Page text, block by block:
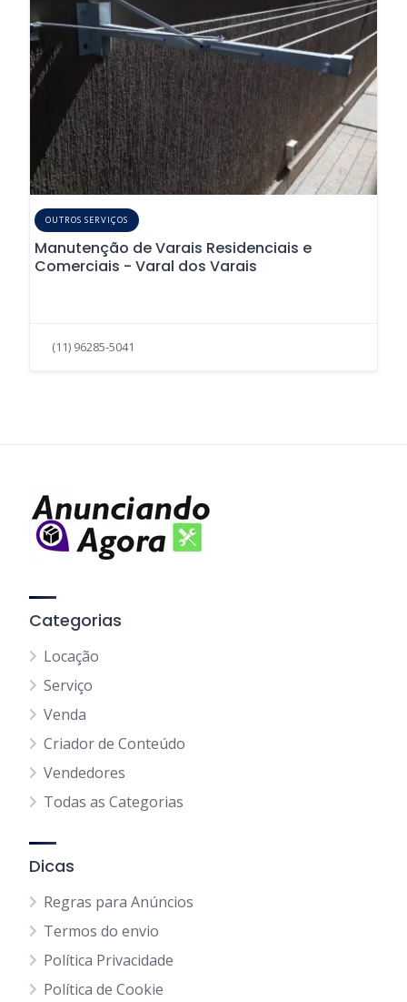
OUTROS SERVIÇOS
Manutenção de Varais Residenciais e
Comerciais - Varal dos Varais
(11) 96285-5041
Categorias
Locação
Serviço
Venda
Criador de Conteúdo
Vendedores
Todas as Categorias
Dicas
Regras para Anúncios
Termos do envio
Política Privacidade
Política de Cookie